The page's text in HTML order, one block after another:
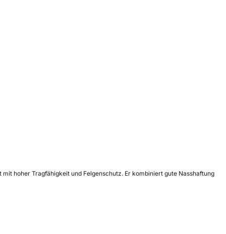
hoher Tragfähigkeit und Felgenschutz. Er kombiniert gute Nasshaftung